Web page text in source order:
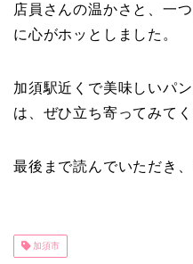
店員さんの温かさと、一
に心がホッとしました。
加須駅近くで美味しいパ
は、ぜひ立ち寄ってみてく
最後まで読んでいただき
加須市